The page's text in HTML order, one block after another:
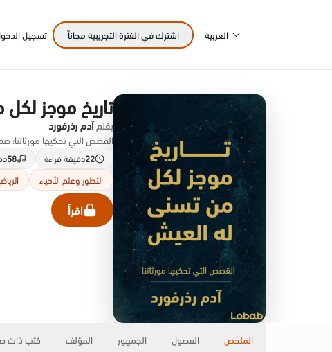
تسجيل اشترك في الفترة التجريبية مجاناً العربية
تاريخ موجز
بقلمآدم رذرفورد
القصص التي تحكيها مورثاتنا؛
22دقيقة قراءة 58
التطور وعلم الأحياء
اقرأ
الملخص الفصول الجمهور المؤلف كتب ذات